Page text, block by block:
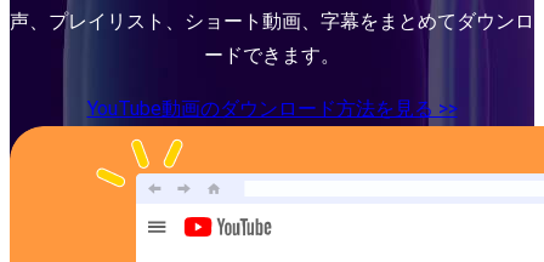
声、プレイリスト、ショート動画、字幕をまとめてダウンロ
ードできます。
YouTube動画のダウンロード方法を見る >>